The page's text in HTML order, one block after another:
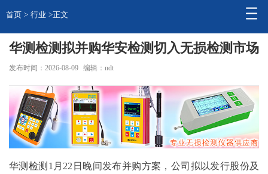
首页 > 行业 >正文
华测检测拟并购华安检测切入无损检测市场
发布时间：2026-08-09 编辑：ndt
华测 检测 1月22日晚间发布并购方案，公司拟以发行股份及